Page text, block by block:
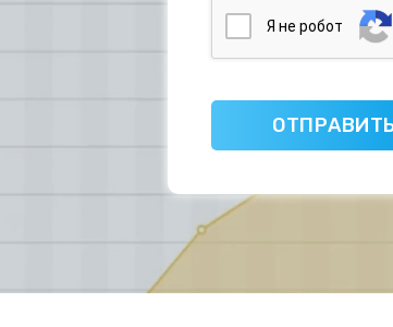
Я нe poбoт